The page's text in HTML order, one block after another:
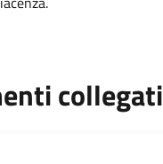
collegati